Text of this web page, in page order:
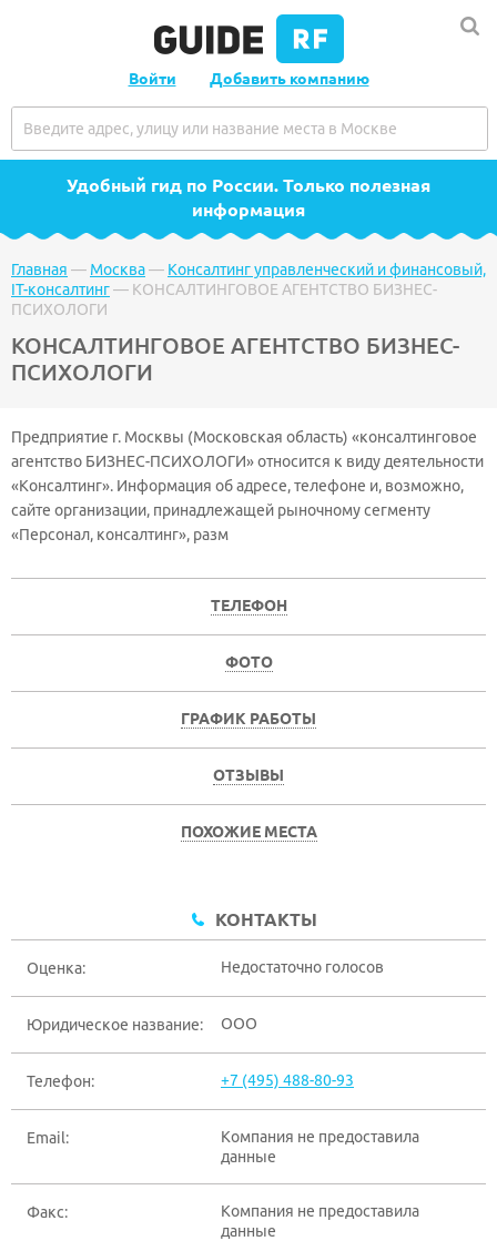
Войти Добавить компанию
Удобный гид по России. Только полезная
информация
Главная — Москва— Консалтинг управленческий и финансовый,
IT-консалтинг— КОНСАЛТИНГОВОЕ АГЕНТСТВО БИЗНЕС-
ПСИХОЛОГИ
КОНСАЛТИНГОВОЕ АГЕНТСТВО БИЗНЕС-
ПСИХОЛОГИ
Предприятие г. Москвы (Московская область) «консалтинговое
агентство БИЗНЕС-ПСИХОЛОГИ» относится к виду деятельности
«Консалтинг». Информация об адресе, телефоне и, возможно,
сайте организации, принадлежащей рыночному сегменту
«Персонал, консалтинг», разм
ТЕЛЕФОН
ФОТО
ГРАФИК РАБОТЫ
ОТЗЫВЫ
ПОХОЖИЕ МЕСТА
КОНТАКТЫ
Оценка: Недостаточно голосов
Юридическое название: ООО
Телефон: +7 (495) 488-80-93
Email:
Компания не предоставила
данные
Факс:
Компания не предоставила
данные